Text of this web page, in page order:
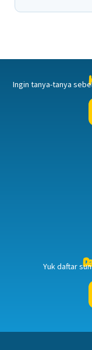
Ingin tanya-tanya
Yuk daftar